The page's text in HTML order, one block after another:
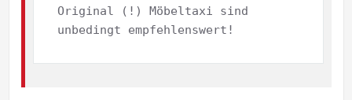
Original (!) Möbeltaxi sind